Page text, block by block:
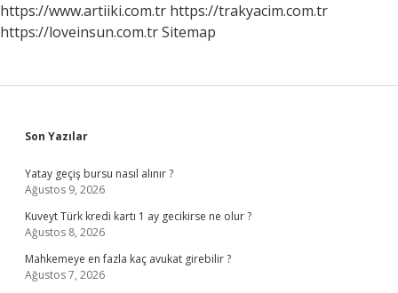
https://www.artiiki.com.tr https://trakyacim.com.tr
https://loveinsun.com.trSitemap
Sidebar
Son Yazılar
Yatay geçiş bursu nasıl alınır ?
Ağustos 9, 2026
Kuveyt Türk kredi kartı 1 ay gecikirse ne olur ?
Ağustos 8, 2026
Mahkemeye en fazla kaç avukat girebilir ?
Ağustos 7, 2026